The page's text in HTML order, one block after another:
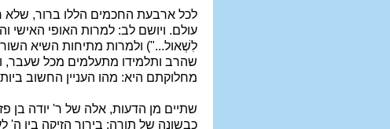
לכל ארבעת החכמים הללו ברור, שלא
עולם. ויושם לב: למרות האופי
לִשְׁאול...") ולמרות מתיחות השיא
שהרב ותלמידו מתעלמים מכל שעבר,
מחלוקתם היא: מהו העניין החשוב
שתיים מן הדעות, אלה של ר' יודה בן
כבשונה של תורה: בירור הזיקה בין